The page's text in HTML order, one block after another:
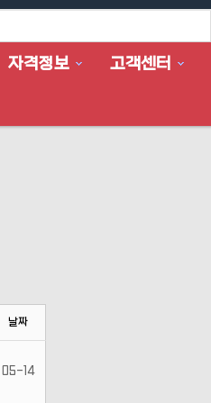
자격정보 고객센터
날짜
05-14